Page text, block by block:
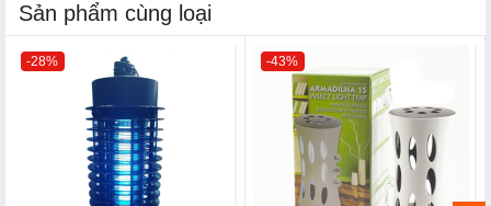
Sản phẩm cùng loại
-28% -43%